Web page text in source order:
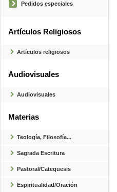
Pedidos especiales
Artículos Religiosos
Artículos religiosos
Audiovisuales
Audiovisuales
Materias
Teología, Filosofía...
Sagrada Escritura
Pastoral/Catequesis
Espiritualidad/Oración